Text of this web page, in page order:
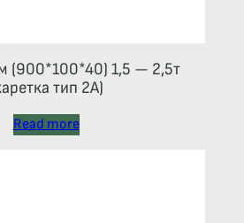
(900*100*40) 1,5 — 2,5т
тип 2A)
Read more